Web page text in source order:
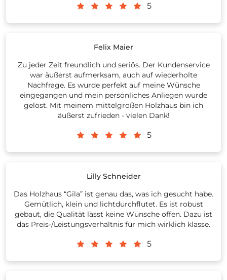
5
Felix Maier
Zu jeder Zeit freundlich und seriös. Der Kundenservice
war äußerst aufmerksam, auch auf wiederholte
Nachfrage. Es wurde perfekt auf meine Wünsche
eingegangen und mein persönliches Anliegen wurde
gelöst. Mit meinem mittelgroßen Holzhaus bin ich
äußerst zufrieden - vielen Dank!
5
Lilly Schneider
Das Holzhaus “Gila” ist genau das, was ich gesucht habe.
Gemütlich, klein und lichtdurchflutet. Es ist robust
gebaut, die Qualität lässt keine Wünsche offen. Dazu ist
das Preis-/Leistungsverhältnis für mich wirklich klasse.
5